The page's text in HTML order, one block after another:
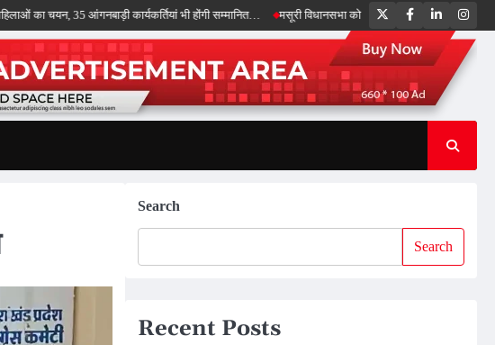
35 आंगनबाड़ी कार्यकर्तियां भी होंगी सम्मानित… मसूरी विधानसभा को 17.80 करोड़ की विकास योजनाओं की सौगात,
TwitterFacebookLinkedIn
Search
Search
Recent Posts